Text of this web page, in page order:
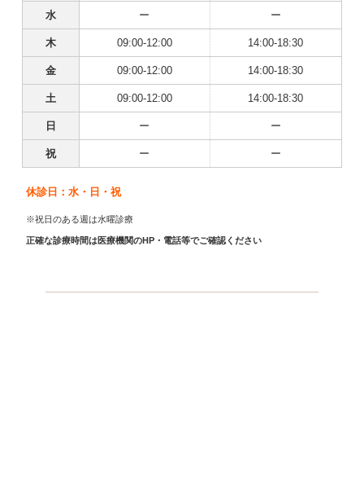
水 ー ー
木 09:00-12:00 14:00-18:30
金 09:00-12:00 14:00-18:30
土 09:00-12:00 14:00-18:30
日 ー ー
祝 ー ー
休診日：水・日・祝
※祝日のある週は水曜診療
正確な診療時間は医療機関のHP・電話等でご確認ください